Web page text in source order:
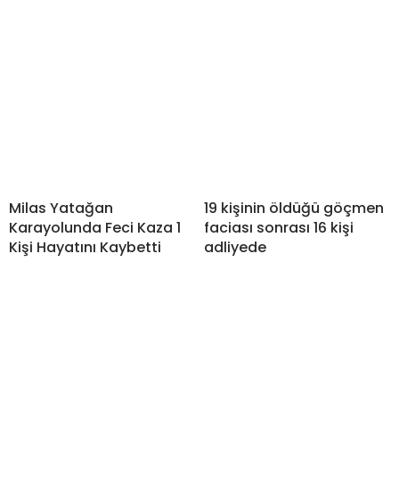
Milas Yatağan
Karayolunda Feci Kaza 1
Kişi Hayatını Kaybetti
19 kişinin öldüğü göçmen
faciası sonrası 16 kişi
adliyede